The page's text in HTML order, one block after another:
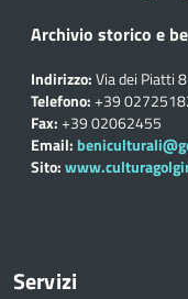
Archivio storico e
Indirizzo:Via dei Piatti
Telefono:+39
Fax:+39 02062455
Email:
Sito:
Servizi